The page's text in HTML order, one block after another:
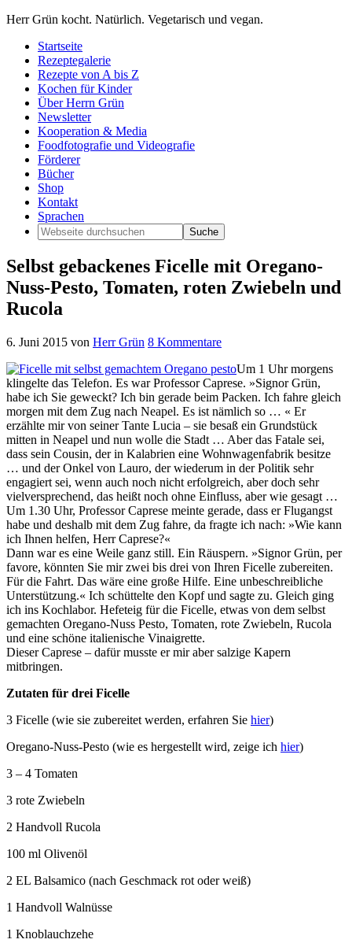
Herr Grün kocht. Natürlich. Vegetarisch und vegan.
Startseite
Rezeptegalerie
Rezepte von A bis Z
Kochen für Kinder
Über Herrn Grün
Newsletter
Kooperation & Media
Foodfotografie und Videografie
Förderer
Bücher
Shop
Kontakt
Sprachen
Selbst gebackenes Ficelle mit Oregano-
Nuss-Pesto, Tomaten, roten Zwiebeln und
Rucola
6. Juni 2015 von Herr Grün 8 Kommentare
Um 1 Uhr morgens
klingelte das Telefon. Es war Professor Caprese. »Signor Grün,
habe ich Sie geweckt? Ich bin gerade beim Packen. Ich fahre gleich
morgen mit dem Zug nach Neapel. Es ist nämlich so … « Er
erzählte mir von seiner Tante Lucia – sie besaß ein Grundstück
mitten in Neapel und nun wolle die Stadt … Aber das Fatale sei,
dass sein Cousin, der in Kalabrien eine Wohnwagenfabrik besitze
… und der Onkel von Lauro, der wiederum in der Politik sehr
engagiert sei, wenn auch noch nicht erfolgreich, aber doch sehr
vielversprechend, das heißt noch ohne Einfluss, aber wie gesagt …
Um 1.30 Uhr, Professor Caprese meinte gerade, dass er Flugangst
habe und deshalb mit dem Zug fahre, da fragte ich nach: »Wie kann
ich Ihnen helfen, Herr Caprese?«
Dann war es eine Weile ganz still. Ein Räuspern. »Signor Grün, per
favore, könnten Sie mir zwei bis drei von Ihren Ficelle zubereiten.
Für die Fahrt. Das wäre eine große Hilfe. Eine unbeschreibliche
Unterstützung.« Ich schüttelte den Kopf und sagte zu. Gleich ging
ich ins Kochlabor. Hefeteig für die Ficelle, etwas von dem selbst
gemachten Oregano-Nuss Pesto, Tomaten, rote Zwiebeln, Rucola
und eine schöne italienische Vinaigrette.
Dieser Caprese – dafür musste er mir aber salzige Kapern
mitbringen.
Zutaten für drei Ficelle
3 Ficelle (wie sie zubereitet werden, erfahren Sie hier)
Oregano-Nuss-Pesto (wie es hergestellt wird, zeige ich hier)
3 – 4 Tomaten
3 rote Zwiebeln
2 Handvoll Rucola
100 ml Olivenöl
2 EL Balsamico (nach Geschmack rot oder weiß)
1 Handvoll Walnüsse
1 Knoblauchzehe